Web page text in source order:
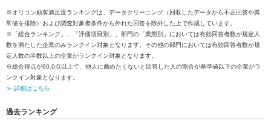
※オリコン顧客満足度ランキングは、データクリーニング（回収したデータから不正回答や異
常値を排除）および調査対象者条件から外れた回答を除外した上で作成しています。
※「総合ランキング」、「評価項目別」、部門の「業態別」においては有効回答者数が規定人
数を満たした企業のみランクイン対象となります。その他の部門においては有効回答者数が規
定人数の半数以上の企業がランクイン対象となります。
※総合得点が60.0点以上で、他人に薦めたくないと回答した人の割合が基準値以下の企業がラ
ンクイン対象となります。
≫ 詳細はこちら
過去ランキング